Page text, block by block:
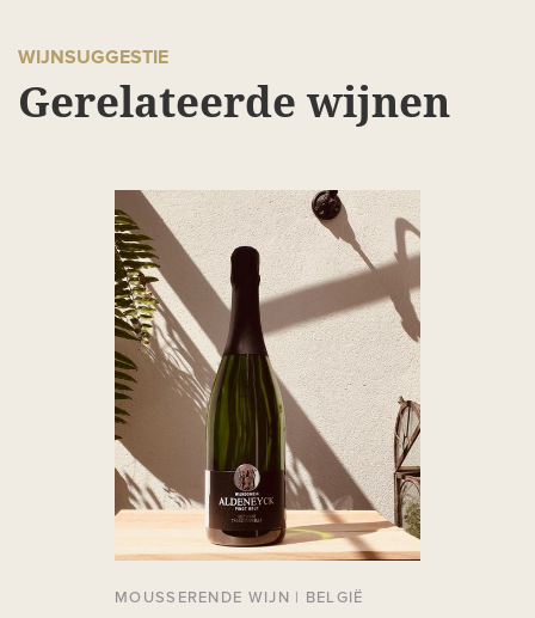
WIJNSUGGESTIE
Gerelateerde wijnen
MOUSSERENDE WIJN | BELGIË